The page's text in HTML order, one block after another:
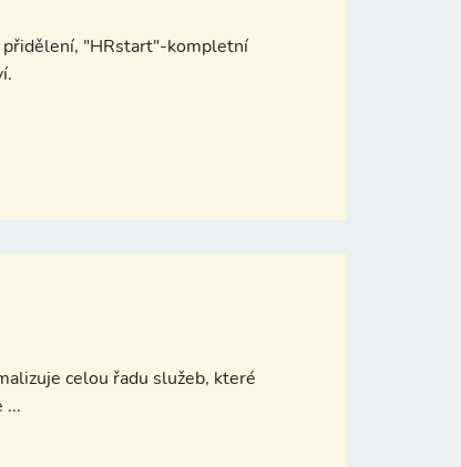
přidělení, "HRstart"-kompletní
celou řadu služeb, které
...